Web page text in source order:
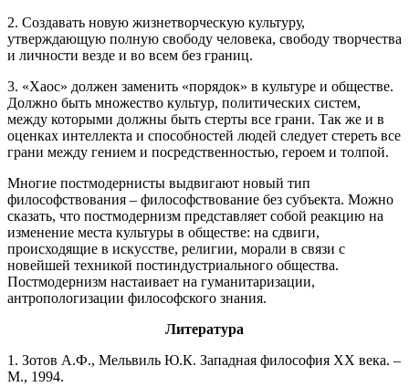
2. Создавать новую жизнетворческую культуру,
утверждающую полную свободу человека, свободу творчества
и личности везде и во всем без границ.
3. «Хаос» должен заменить «порядок» в культуре и обществе.
Должно быть множество культур, политических систем,
между которыми должны быть стерты все грани. Так же и в
оценках интеллекта и способностей людей следует стереть все
грани между гением и посредственностью, героем и толпой.
Многие постмодернисты выдвигают новый тип
философствования – философствование без субъекта. Можно
сказать, что постмодернизм представляет собой реакцию на
изменение места культуры в обществе: на сдвиги,
происходящие в искусстве, религии, морали в связи с
новейшей техникой постиндустриального общества.
Постмодернизм настаивает на гуманитаризации,
антропологизации философского знания.
Литература
1. Зотов А.Ф., Мельвиль Ю.К. Западная философия ХХ века. –
М., 1994.